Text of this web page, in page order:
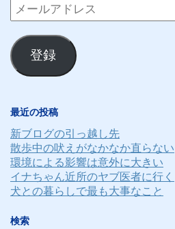
メ
ー
ル
ア
ス
登録
最近の投稿
新ブログの引っ越し先
散歩中の吠えがなかなか直らない
環境による影響は意外に大きい
イナちゃん近所のヤブ医者に行く
犬との暮らしで最も大事なこと
検索